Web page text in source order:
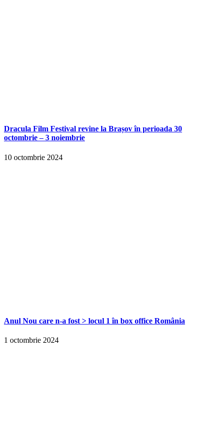
Dracula Film Festival revine la Brașov în perioada 30
octombrie – 3 noiembrie
10 octombrie 2024
Anul Nou care n-a fost > locul 1 în box office România
1 octombrie 2024